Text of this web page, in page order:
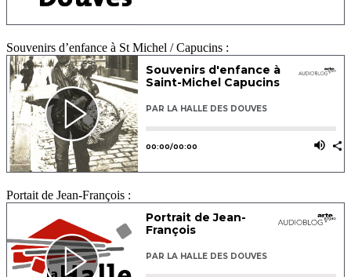
Souvenirs d’enfance à St Michel / Capucins :
Portait de Jean-François :